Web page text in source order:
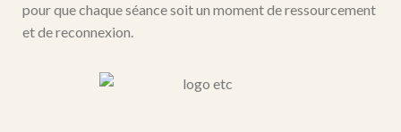
pour que chaque séance soit un moment de ressourcement
et de reconnexion.